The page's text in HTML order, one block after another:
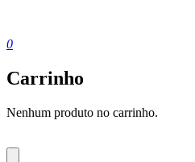
0
Carrinho
Nenhum produto no carrinho.